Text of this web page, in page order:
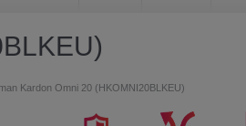
Kardon Omni 20 (HKOMNI20BLKEU)